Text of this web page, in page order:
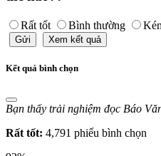
Rất tốt Bình thường
Gửi Xem kết quả
Kết quả bình chọn
Bạn thấy trải nghiệm đọc Báo
Rất tốt: 4,791 phiếu bình chọn